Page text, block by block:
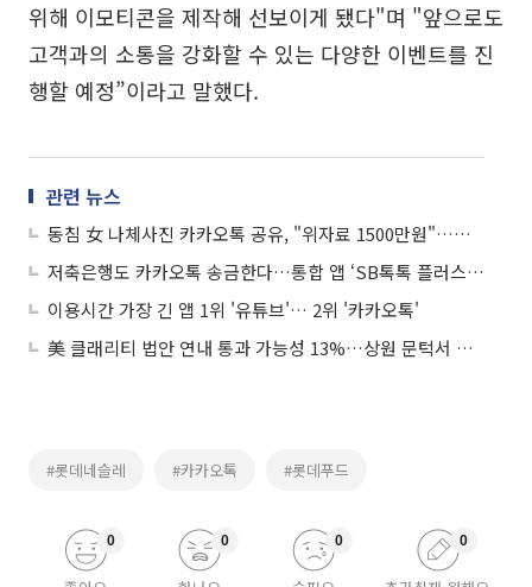
위해 이모티콘을 제작해 선보이게 됐다"며 "앞으로도
고객과의 소통을 강화할 수 있는 다양한 이벤트를 진
행할 예정”이라고 말했다.
관련 뉴스
동침 女 나체사진 카카오톡 공유, "위자료 1500만원"…정신적 손해 인정
저축은행도 카카오톡 송금한다…통합 앱 ‘SB톡톡 플러스’ 출시
이용시간 가장 긴 앱 1위 '유튜브'… 2위 '카카오톡'
美 클래리티 법안 연내 통과 가능성 13%…상원 문턱서 제동
#롯데네슬레 #카카오톡 #롯데푸드
0 0 0 0